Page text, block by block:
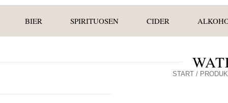
BIER SPIRITUOSEN CIDER
START /